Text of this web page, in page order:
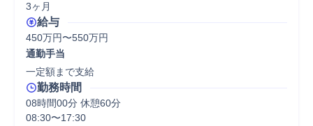
3ヶ月
給与
450万円〜550万円
通勤手当
一定額まで支給
勤務時間
08時間00分 休憩60分
08:30〜17:30